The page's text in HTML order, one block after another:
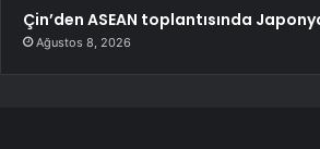
Çin’den ASEAN toplantısında
Ağustos 8, 2026